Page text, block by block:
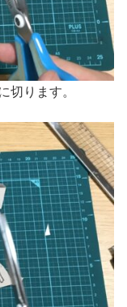
切ります。